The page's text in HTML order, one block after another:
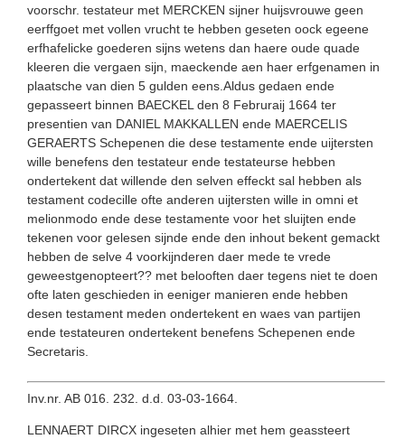
voorschr. testateur met MERCKEN sijner huijsvrouwe geen
eerffgoet met vollen vrucht te hebben geseten oock egeene
erfhafelicke goederen sijns wetens dan haere oude quade
kleeren die vergaen sijn, maeckende aen haer erfgenamen in
plaatsche van dien 5 gulden eens.Aldus gedaen ende
gepasseert binnen BAECKEL den 8 Februraij 1664 ter
presentien van DANIEL MAKKALLEN ende MAERCELIS
GERAERTS Schepenen die dese testamente ende uijtersten
wille benefens den testateur ende testateurse hebben
ondertekent dat willende den selven effeckt sal hebben als
testament codecille ofte anderen uijtersten wille in omni et
melionmodo ende dese testamente voor het sluijten ende
tekenen voor gelesen sijnde ende den inhout bekent gemackt
hebben de selve 4 voorkijnderen daer mede te vrede
geweestgenopteert?? met belooften daer tegens niet te doen
ofte laten geschieden in eeniger manieren ende hebben
desen testament meden ondertekent en waes van partijen
ende testateuren ondertekent benefens Schepenen ende
Secretaris.
Inv.nr. AB 016. 232. d.d. 03-03-1664.
LENNAERT DIRCX ingeseten alhier met hem geassteert